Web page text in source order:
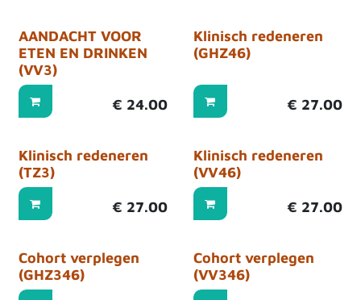
AANDACHT VOOR
ETEN EN DRINKEN
(VV3)
€ 24.00
Klinisch redeneren
(GHZ46)
€ 27.00
Klinisch redeneren
(TZ3)
€ 27.00
Klinisch redeneren
(VV46)
€ 27.00
Cohort verplegen
(GHZ346)
Cohort verplegen
(VV346)